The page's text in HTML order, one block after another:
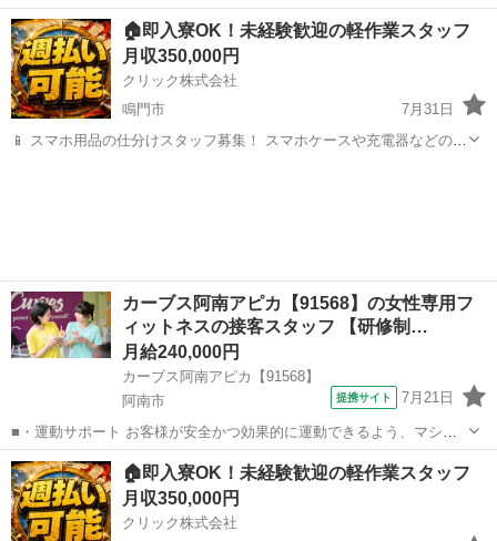
分け・検品を行うシンプルなお仕事です♪
━━━━━━━━━━━━━━━━ 📲 ご応募はこちら（24時間受付
中） https://lin.ee/...
徳島 小松島市 工場 未経験
🏠即入寮OK！未経験歓迎の軽作業スタッフ
月収350,000円
クリック株式会社
鳴門市
7月31日
📱 スマホ用品の仕分けスタッフ募集！ スマホケースや充電器などの仕
カーブス阿南アピカ【91568】の女性専用フ
ィットネスの接客スタッフ 【研修制…
月給240,000円
カーブス阿南アピカ【91568】
阿南市
提携サイト 7月21日
■・運動サポート お客様が安全かつ効果的に運動できるよう、マシン
の使い方をアドバイスします。運動が初めての方や苦手な方がほとん
どなので、難しい指導はありません。「今日はこの動きを意識しまし
ょう！」といったお声がけをしながら、...
徳島 阿南市 その他
🏠即入寮OK！未経験歓迎の軽作業スタッフ
月収350,000円
クリック株式会社